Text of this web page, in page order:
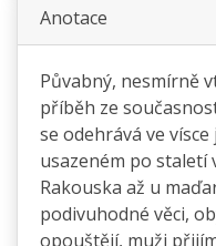
Anotace
Půvabný, nesmírně
příběh ze
se odehrává ve
usazeném po staletí
Rakouska až u
podivuhodné věci,
opouštějí, muži